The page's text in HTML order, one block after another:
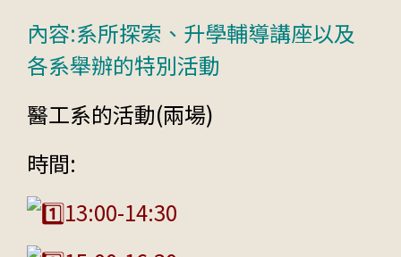
內容:系所探索、升學輔導講座以及
各系舉辦的特別活動
醫工系的活動(兩場)
時間:
13:00-14:30